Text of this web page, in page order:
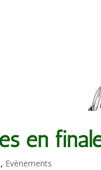
en
, Evènements